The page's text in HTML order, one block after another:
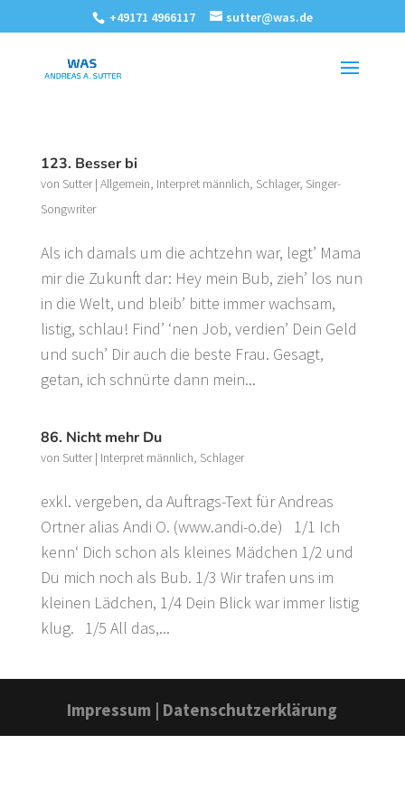
+49171 4966117 sutter@was.de
123. Besser bi
von Sutter| Allgemein, Interpret männlich, Schlager, Singer-
Songwriter
Als ich damals um die achtzehn war, legt’ Mama
mir die Zukunft dar: Hey mein Bub, zieh’ los nun
in die Welt, und bleib’ bitte immer wachsam,
listig, schlau! Find’ ‘nen Job, verdien’ Dein Geld
und such’ Dir auch die beste Frau. Gesagt,
getan, ich schnürte dann mein...
86. Nicht mehr Du
von Sutter| Interpret männlich, Schlager
exkl. vergeben, da Auftrags-Text für Andreas
Ortner alias Andi O. (www.andi-o.de) 1/1 Ich
kenn‘ Dich schon als kleines Mädchen 1/2 und
Du mich noch als Bub. 1/3 Wir trafen uns im
kleinen Lädchen, 1/4 Dein Blick war immer listig
klug. 1/5 All das,...
Impressum | Datenschutzerklärung